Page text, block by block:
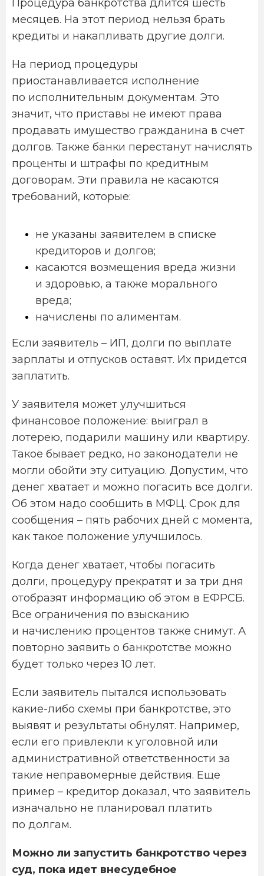
Процедура банкротства длится шесть
месяцев. На этот период нельзя брать
кредиты и накапливать другие долги.
На период процедуры
приостанавливается исполнение
по исполнительным документам. Это
значит, что приставы не имеют права
продавать имущество гражданина в счет
долгов. Также банки перестанут начислять
проценты и штрафы по кредитным
договорам. Эти правила не касаются
требований, которые:
не указаны заявителем в списке
кредиторов и долгов;
касаются возмещения вреда жизни
и здоровью, а также морального
вреда;
начислены по алиментам.
Если заявитель – ИП, долги по выплате
зарплаты и отпусков оставят. Их придется
заплатить.
У заявителя может улучшиться
финансовое положение: выиграл в
лотерею, подарили машину или квартиру.
Такое бывает редко, но законодатели не
могли обойти эту ситуацию. Допустим, что
денег хватает и можно погасить все долги.
Об этом надо сообщить в МФЦ. Срок для
сообщения – пять рабочих дней с момента,
как такое положение улучшилось.
Когда денег хватает, чтобы погасить
долги, процедуру прекратят и за три дня
отобразят информацию об этом в ЕФРСБ.
Все ограничения по взысканию
и начислению процентов также снимут. А
повторно заявить о банкротстве можно
будет только через 10 лет.
Если заявитель пытался использовать
какие-либо схемы при банкротстве, это
выявят и результаты обнулят. Например,
если его привлекли к уголовной или
административной ответственности за
такие неправомерные действия. Еще
пример – кредитор доказал, что заявитель
изначально не планировал платить
по долгам.
Можно ли запустить банкротство через
суд, пока идет внесудебное